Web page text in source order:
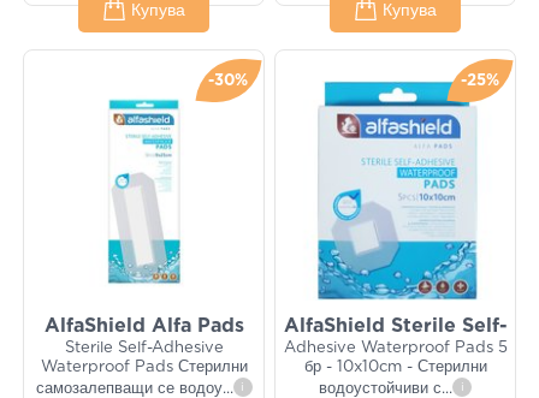
Купува Купува
-30%
AlfaShield Alfa Pads
Sterile Self-Adhesive
Waterproof Pads Стерилни
самозалепващи се водоу... i
-25%
AlfaShield Sterile Self-
Adhesive Waterproof Pads 5
бр - 10x10cm - Стерилни
водоустойчиви с... i